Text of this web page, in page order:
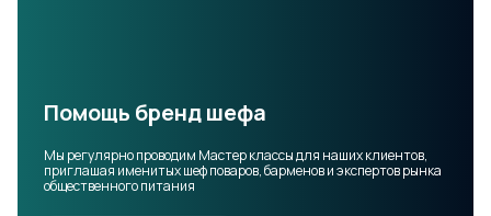
Помощь бренд шефа
Мы регулярно проводим Мастер классы для наших клиентов,
приглашая именитых шеф поваров, барменов и экспертов рынка
общественного питания